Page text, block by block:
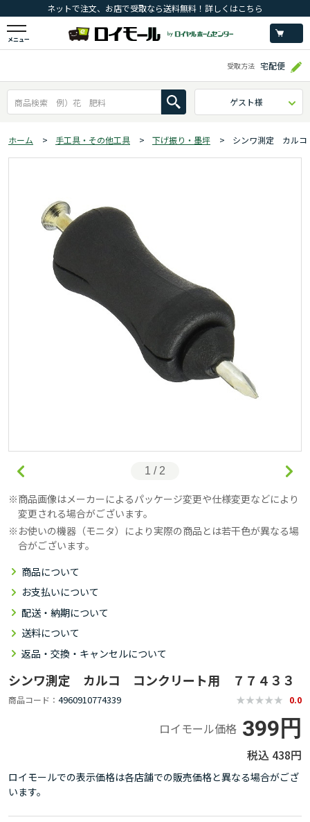
ネットで注文、お店で受取なら送料無料！詳しくはこちら
メニュー
受取方法 宅配便
ゲスト様
ホーム > 手工具・その他工具 > 下げ振り・墨坪 > シンワ測定 カル
1 / 2
商品画像はメーカーによるパッケージ変更や仕様変更などにより
変更される場合がございます。
お使いの機器（モニタ）により実際の商品とは若干色が異なる場
合がございます。
商品について
お支払いについて
配送・納期について
送料について
返品・交換・キャンセルについて
シンワ測定 カルコ コンクリート用 ７７４３３
商品コード 4960910774339 0.0
ロイモール価格 399円
438円
ロイモールでの表示価格は各店舗での販売価格と異なる場合がござ
います。